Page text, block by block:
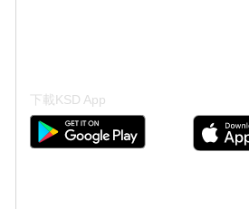
下載KSD App